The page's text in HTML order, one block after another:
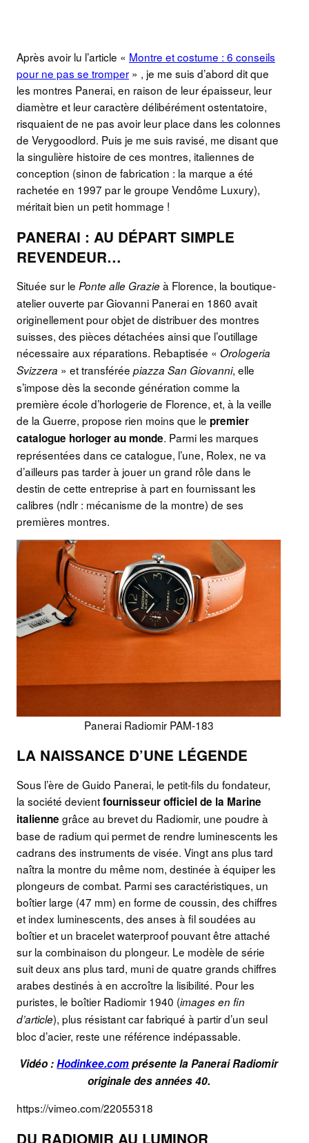
Après avoir lu l’article « Montre et costume : 6 conseils
pour ne pas se tromper » , je me suis d’abord dit que
les montres Panerai, en raison de leur épaisseur, leur
diamètre et leur caractère délibérément ostentatoire,
risquaient de ne pas avoir leur place dans les colonnes
de Verygoodlord. Puis je me suis ravisé, me disant que
la singulière histoire de ces montres, italiennes de
conception (sinon de fabrication : la marque a été
rachetée en 1997 par le groupe Vendôme Luxury),
méritait bien un petit hommage !
PANERAI : AU DÉPART SIMPLE
REVENDEUR…
Située sur le Ponte alle Grazie à Florence, la boutique-
atelier ouverte par Giovanni Panerai en 1860 avait
originellement pour objet de distribuer des montres
suisses, des pièces détachées ainsi que l’outillage
nécessaire aux réparations. Rebaptisée « Orologeria
Svizzera » et transférée piazza San Giovanni, elle
s’impose dès la seconde génération comme la
première école d’horlogerie de Florence, et, à la veille
de la Guerre, propose rien moins que le premier
catalogue horloger au monde. Parmi les marques
représentées dans ce catalogue, l’une, Rolex, ne va
d’ailleurs pas tarder à jouer un grand rôle dans le
destin de cette entreprise à part en fournissant les
calibres (ndlr : mécanisme de la montre) de ses
premières montres.
Panerai Radiomir PAM-183
LA NAISSANCE D’UNE LÉGENDE
Sous l’ère de Guido Panerai, le petit-fils du fondateur,
la société devientfournisseur officiel de la Marine
italienne grâce au brevet du Radiomir, une poudre à
base de radium qui permet de rendre luminescents les
cadrans des instruments de visée. Vingt ans plus tard
naîtra la montre du même nom, destinée à équiper les
plongeurs de combat. Parmi ses caractéristiques, un
boîtier large (47 mm) en forme de coussin, des chiffres
et index luminescents, des anses à fil soudées au
boîtier et un bracelet waterproof pouvant être attaché
sur la combinaison du plongeur. Le modèle de série
suit deux ans plus tard, muni de quatre grands chiffres
arabes destinés à en accroître la lisibilité. Pour les
puristes, le boîtier Radiomir 1940 (images en fin
d’article), plus résistant car fabriqué à partir d’un seul
bloc d’acier, reste une référence indépassable.
Vidéo :Hodinkee.comprésente la Panerai Radiomir
originale des années 40.
https://vimeo.com/22055318
DU RADIOMIR AU LUMINOR